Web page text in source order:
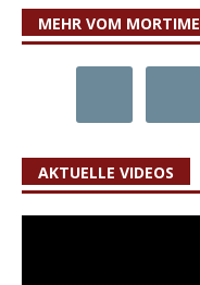
MEHR VOM
AKTUELLE VIDEOS